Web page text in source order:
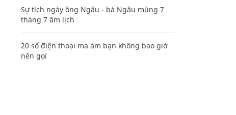
Sự tích ngày ông Ngâu - bà Ngâu mùng 7
tháng 7 âm lịch
20 số điện thoại ma ám bạn không bao giờ
nên gọi